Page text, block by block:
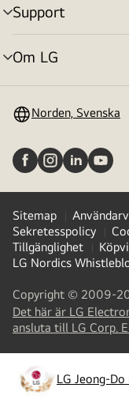
Support
menyväxling
Om LG
menyväxling
Norden, Svenska
Sitemap
Sekretesspolicy
Tillgänglighet
LG Nordics
Copyright © 2009-
Det här är LG
ansluta till LG Corp.
LG Jeong-
opens